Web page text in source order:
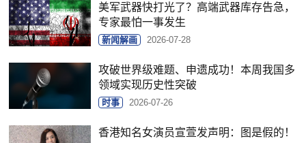
美军武器快打光了？高端武器库存告急，
专家最怕一事发生
新闻解画 2026-07-28
攻破世界级难题、申遗成功！本周我国多
领域实现历史性突破
时事 2026-07-26
香港知名女演员宣萱发声明：图是假的！